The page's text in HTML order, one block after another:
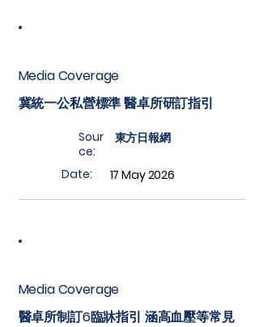
Media Coverage
冀統一公私營標準 醫卓所研訂指引
Sour
ce:
東方日報網
Date: 17 May 2026
Media Coverage
醫卓所制訂6臨牀指引 涵高血壓等常見